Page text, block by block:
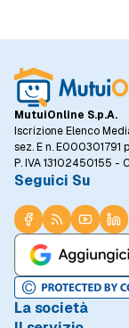
MutuiOnline S.p.A.
Iscrizione Elenco
sez. E n. E000301791
P. IVA 13102450155
Seguici Su
La società